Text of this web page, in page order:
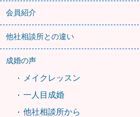
会員紹介
他社相談所との違い
成婚の声
メイクレッスン
一人目成婚
他社相談所から